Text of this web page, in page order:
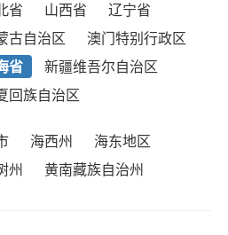
省 山西省
辽宁省
古自治区
澳门特别行政区
省
新疆维吾尔自治区
回族自治区
海西州
海东地区
州 黄南藏族自治州